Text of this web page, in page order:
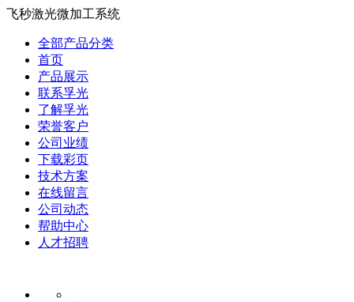
飞秒激光微加工系统
全部产品分类
首页
产品展示
联系孚光
了解孚光
荣誉客户
公司业绩
下载彩页
技术方案
在线留言
公司动态
帮助中心
人才招聘